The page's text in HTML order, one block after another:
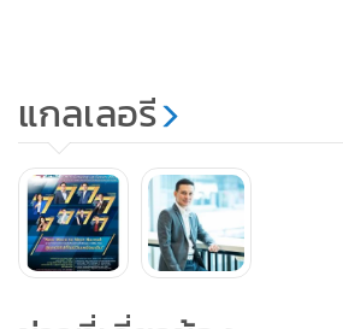
เข้าร่วมงานไม่มีค่าใช้จ่ายใดๆ ทั้งสิ้น เนื่อง
สนับสนุนการจัดงานจากพันธมิตรเพื่อกา
การไฟฟ้าฝ่ายผลิตแห่งประเทศไทย สำนั
รัฐบาล ธนาคารอาคารสงเคราะห์ ธนาคา
กรุงเทพ ธนาคารพัฒนาวิสาหกิจขนาดกล
แกลเลอรี